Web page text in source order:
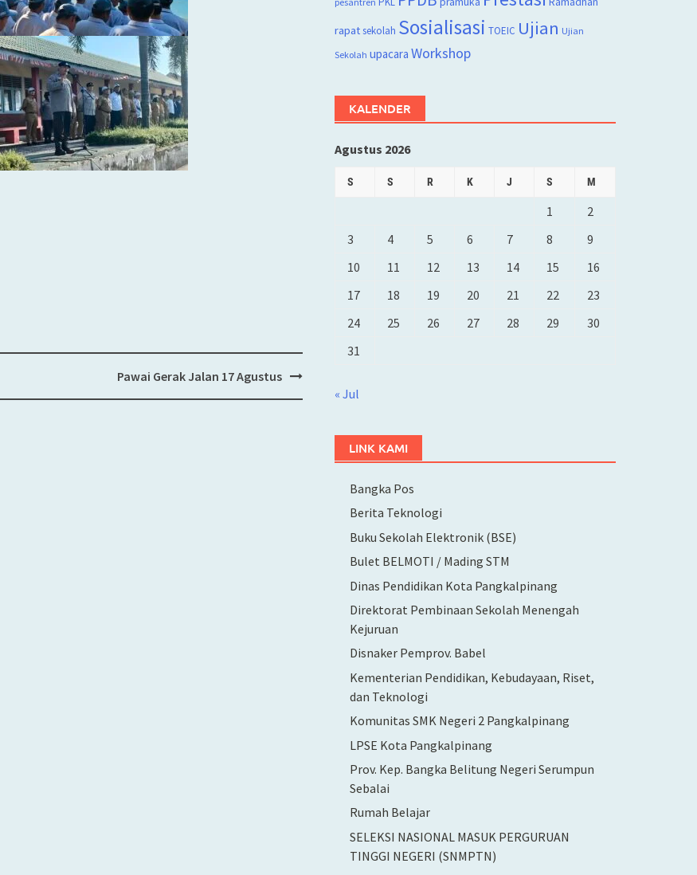
Pawai Gerak Jalan 17 Agustus
rapatsekolah Sosialisasi TOEIC Ujian Ujian
Sekolah upacara Workshop
KALENDER
Agustus 2026
S S R K J S M
1
2
3
4 5 6 7 8
9
10
11 12 13 14 15
16
17
18 19 20 21 22
23
24
25 26 27 28 29
30
31
« Jul
LINK KAMI
Bangka Pos
Berita Teknologi
Buku Sekolah Elektronik (BSE)
Bulet BELMOTI / Mading STM
Dinas Pendidikan Kota Pangkalpinang
Direktorat Pembinaan Sekolah Menengah
Kejuruan
Disnaker Pemprov. Babel
Kementerian Pendidikan, Kebudayaan, Riset,
dan Teknologi
Komunitas SMK Negeri 2 Pangkalpinang
LPSE Kota Pangkalpinang
Prov. Kep. Bangka Belitung Negeri Serumpun
Sebalai
Rumah Belajar
SELEKSI NASIONAL MASUK PERGURUAN
TINGGI NEGERI (SNMPTN)